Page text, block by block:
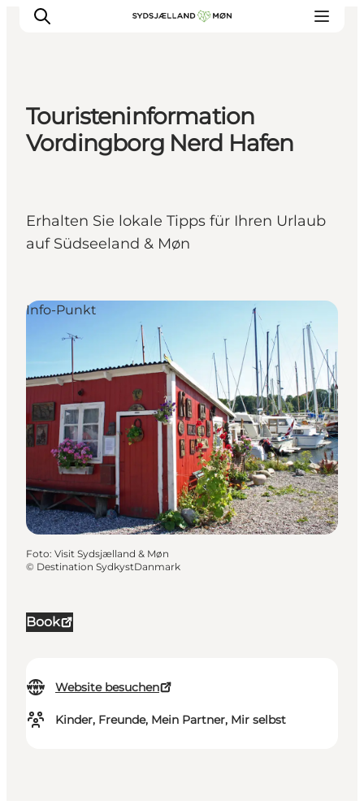
Erleben
Städte und Orte
Unterkunft
Reise planen
Touristeninformation
Vordingborg Nerd Hafen
Erhalten Sie lokale Tipps für Ihren Urlaub
auf Südseeland & Møn
Book
Website besuchen
Kinder, Freunde, Mein Partner, Mir selbst
Info-Punkt
Foto: Visit Sydsjælland & Møn
© Destination SydkystDanmark